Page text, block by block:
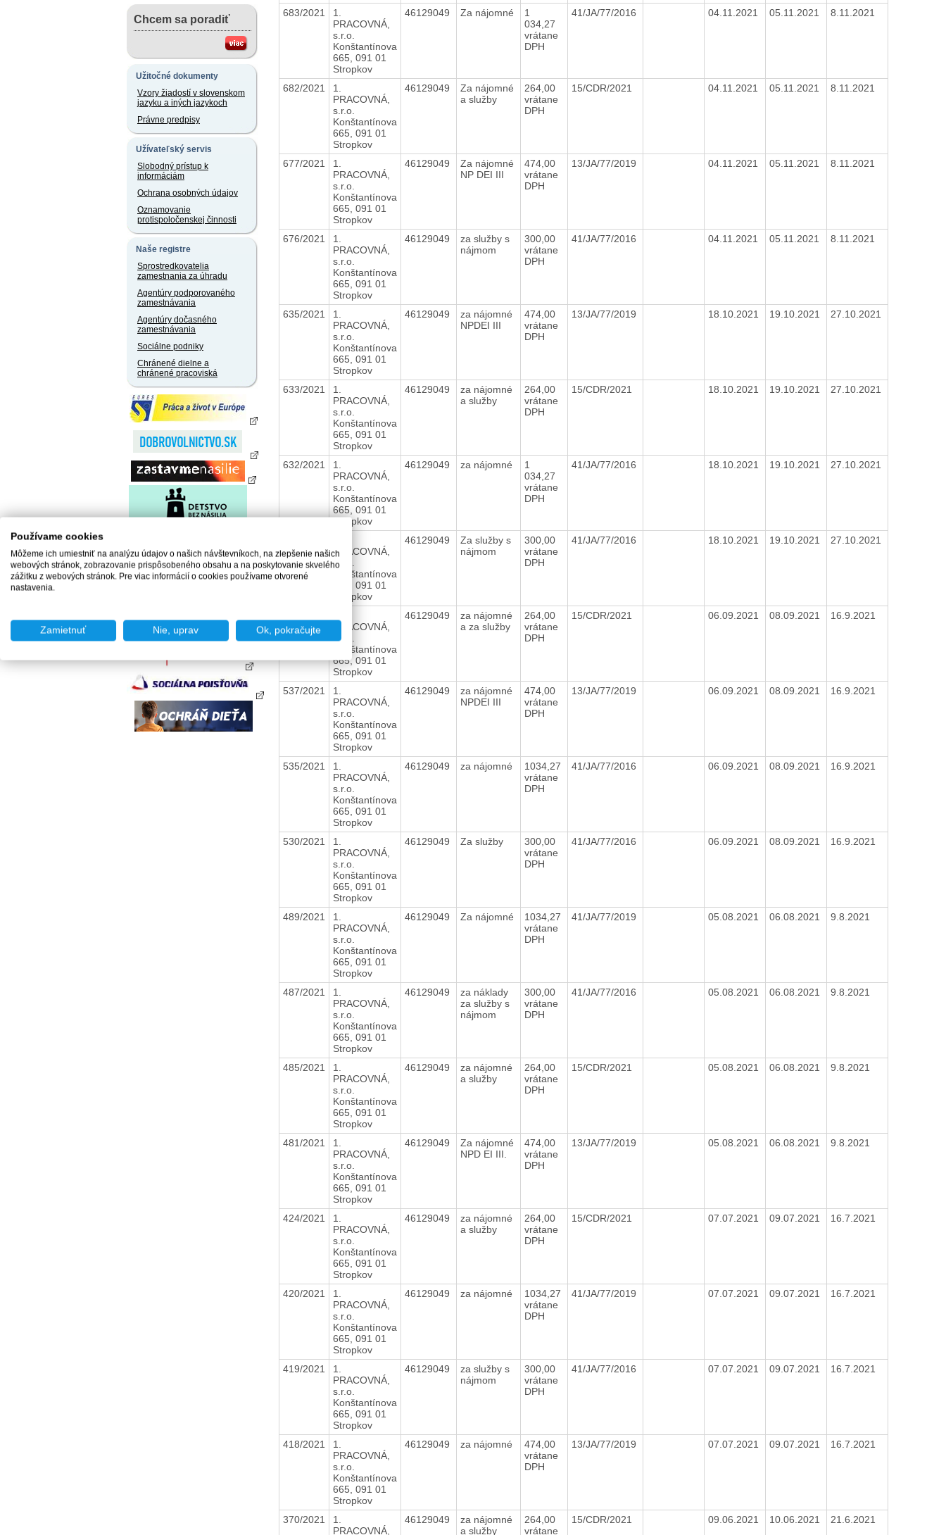
Chcem sa poradiť
Užitočné dokumenty
Vzory žiadostí v slovenskom
jazyku a iných jazykoch
Právne predpisy
Užívateľský servis
Slobodný prístup k
informáciám
Ochrana osobných údajov
Oznamovanie
protispoločenskej činnosti
Naše registre
Sprostredkovatelia
zamestnania za úhradu
Agentúry podporovaného
zamestnávania
Agentúry dočasného
zamestnávania
Sociálne podniky
Chránené dielne a
chránené pracoviská
683/2021
1.
PRACOVNÁ,
s.r.o.
Konštantínova
665, 091 01
Stropkov
46129049 Za nájomné
1
034,27
vrátane
DPH
41/JA/77/2016 04.11.2021 05.11.2021 8.11.2021
682/2021
1.
PRACOVNÁ,
s.r.o.
Konštantínova
665, 091 01
Stropkov
46129049
Za nájomné
a služby
264,00
vrátane
DPH
15/CDR/2021 04.11.2021 05.11.2021 8.11.2021
677/2021
1.
PRACOVNÁ,
s.r.o.
Konštantínova
665, 091 01
Stropkov
46129049
Za nájomné
NP DEI III
474,00
vrátane
DPH
13/JA/77/2019 04.11.2021 05.11.2021 8.11.2021
676/2021
1.
PRACOVNÁ,
s.r.o.
Konštantínova
665, 091 01
Stropkov
46129049
za služby s
nájmom
300,00
vrátane
DPH
41/JA/77/2016 04.11.2021 05.11.2021 8.11.2021
635/2021
1.
PRACOVNÁ,
s.r.o.
Konštantínova
665, 091 01
Stropkov
46129049
za nájomné
NPDEI III
474,00
vrátane
DPH
13/JA/77/2019 18.10.2021 19.10.2021 27.10.2021
633/2021
1.
PRACOVNÁ,
s.r.o.
Konštantínova
665, 091 01
Stropkov
46129049
za nájomné
a služby
264,00
vrátane
DPH
15/CDR/2021 18.10.2021 19.10.2021 27.10.2021
632/2021
1.
PRACOVNÁ,
s.r.o.
Konštantínova
665, 091 01
Stropkov
46129049 za nájomné
1
034,27
vrátane
DPH
41/JA/77/2016 18.10.2021 19.10.2021 27.10.2021
PRACOVNÁ,
s.r.o.
Konštantínova
665, 091 01
Stropkov
46129049
Za služby s
nájmom
300,00
vrátane
DPH
41/JA/77/2016 18.10.2021 19.10.2021 27.10.2021
PRACOVNÁ,
s.r.o.
Konštantínova
665, 091 01
Stropkov
46129049
za nájomné
a za služby
264,00
vrátane
DPH
15/CDR/2021 06.09.2021 08.09.2021 16.9.2021
537/2021
1.
PRACOVNÁ,
s.r.o.
Konštantínova
665, 091 01
Stropkov
46129049
za nájomné
NPDEI III
474,00
vrátane
DPH
13/JA/77/2019 06.09.2021 08.09.2021 16.9.2021
535/2021
1.
PRACOVNÁ,
s.r.o.
Konštantínova
665, 091 01
Stropkov
46129049 za nájomné
1034,27
vrátane
DPH
41/JA/77/2016 06.09.2021 08.09.2021 16.9.2021
530/2021
1.
PRACOVNÁ,
s.r.o.
Konštantínova
665, 091 01
Stropkov
46129049 Za služby
300,00
vrátane
DPH
41/JA/77/2016 06.09.2021 08.09.2021 16.9.2021
489/2021
1.
PRACOVNÁ,
s.r.o.
Konštantínova
665, 091 01
Stropkov
46129049 Za nájomné
1034,27
vrátane
DPH
41/JA/77/2019 05.08.2021 06.08.2021 9.8.2021
487/2021
1.
PRACOVNÁ,
s.r.o.
Konštantínova
665, 091 01
Stropkov
46129049
za náklady
za služby s
nájmom
300,00
vrátane
DPH
41/JA/77/2016 05.08.2021 06.08.2021 9.8.2021
485/2021
1.
PRACOVNÁ,
s.r.o.
Konštantínova
665, 091 01
Stropkov
46129049
za nájomné
a služby
264,00
vrátane
DPH
15/CDR/2021 05.08.2021 06.08.2021 9.8.2021
481/2021
1.
PRACOVNÁ,
s.r.o.
Konštantínova
665, 091 01
Stropkov
46129049
Za nájomné
NPD EI III.
474,00
vrátane
DPH
13/JA/77/2019 05.08.2021 06.08.2021 9.8.2021
424/2021
1.
PRACOVNÁ,
s.r.o.
Konštantínova
665, 091 01
Stropkov
46129049
za nájomné
a služby
264,00
vrátane
DPH
15/CDR/2021 07.07.2021 09.07.2021 16.7.2021
420/2021
1.
PRACOVNÁ,
s.r.o.
Konštantínova
665, 091 01
Stropkov
46129049 za nájomné
1034,27
vrátane
DPH
41/JA/77/2019 07.07.2021 09.07.2021 16.7.2021
419/2021
1.
PRACOVNÁ,
s.r.o.
Konštantínova
665, 091 01
Stropkov
46129049
za služby s
nájmom
300,00
vrátane
DPH
41/JA/77/2016 07.07.2021 09.07.2021 16.7.2021
418/2021
1.
PRACOVNÁ,
s.r.o.
Konštantínova
665, 091 01
Stropkov
46129049 za nájomné
474,00
vrátane
DPH
13/JA/77/2019 07.07.2021 09.07.2021 16.7.2021
370/2021
1.
PRACOVNÁ,
46129049
za nájomné
a služby
264,00
vrátane
15/CDR/2021 09.06.2021 10.06.2021 21.6.2021
Používame cookies
Môžeme ich umiestniť na analýzu údajov o našich návštevníkoch, na zlepšenie našich
webových stránok, zobrazovanie prispôsobeného obsahu a na poskytovanie skvelého
zážitku z webových stránok. Pre viac informácií o cookies používame otvorené
nastavenia.
Zamietnuť Nie, uprav Ok, pokračujte